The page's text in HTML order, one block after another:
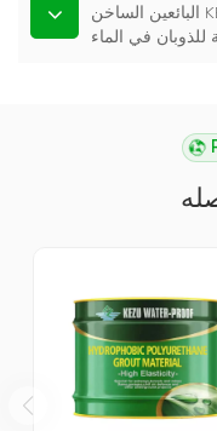
البائعين الساخن KEZU منتجات مواد البناء الجص البولي
للذوبان في الماء